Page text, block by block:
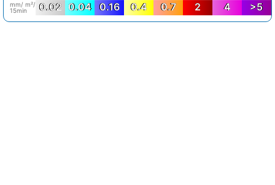
mm/ m²/
15min
0.02 0.04 0.16 0.4 0.7 2 4 >5